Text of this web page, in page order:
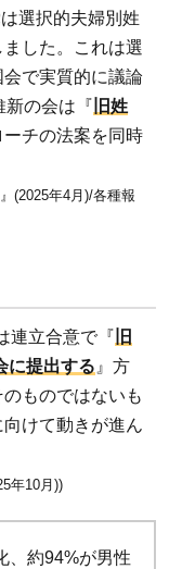
選択的夫婦別姓
した。これは選
で実質的に議論
新の会は『 旧姓
チの法案を同時
(2025年4月)/各種報
連立合意で『 旧
に提出する 』方
ものではないも
けて動きが進ん
年10月))
、約94%が男性